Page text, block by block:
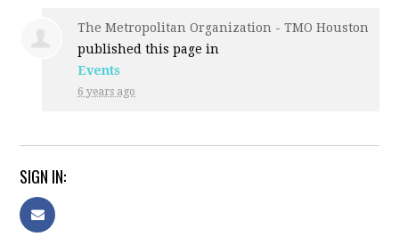
The Metropolitan Organization - TMO Houston
published this page in
Events
6 years ago
SIGN IN: